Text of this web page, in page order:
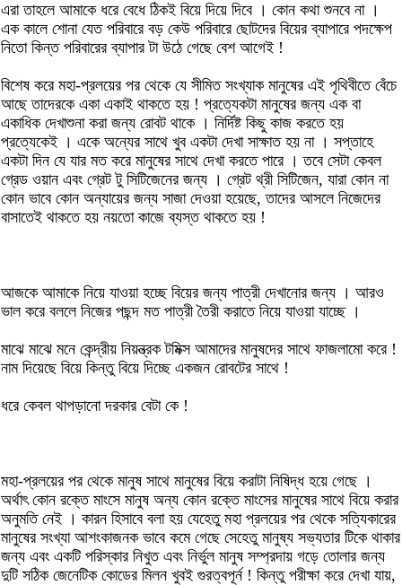
এরা তাহলে আমাকে ধরে বেধে ঠিকই বিয়ে দিয়ে দিবে । কোন কথা শুনবে না ।
এক কালে শোনা যেত পরিবারে বড় কেউ পরিবারে ছোটদের বিয়ের ব্যাপারে পদক্ষেপ
নিতো কিন্ত পরিবারের ব্যাপার টা উঠে গেছে বেশ আগেই !
বিশেষ করে মহা-প্রলয়ের পর থেকে যে সীমিত সংখ্যাক মানুষের এই পৃথিবীতে বেঁচে
আছে তাদেরকে একা একাই থাকতে হয় ! প্রত্যেকটা মানুষের জন্য এক বা
একাধিক দেখাশুনা করা জন্য রোবট থাকে । নির্দিষ্ট কিছু কাজ করতে হয়
প্রত্যেকেই । একে অন্যের সাথে খুব একটা দেখা সাক্ষাত হয় না । সপ্তাহে
একটা দিন যে যার মত করে মানুষের সাথে দেখা করতে পারে । তবে সেটা কেবল
গ্রেড ওয়ান এবং গ্রেট টু সিটিজেনের জন্য । গ্রেট থ্রী সিটিজেন, যারা কোন না
কোন ভাবে কোন অন্যায়ের জন্য সাজা দেওয়া হয়েছে, তাদের আসলে নিজেদের
বাসাতেই থাকতে হয় নয়তো কাজে ব্যস্ত থাকতে হয় !
আজকে আমাকে নিয়ে যাওয়া হচ্ছে বিয়ের জন্য পাত্রী দেখানোর জন্য । আরও
ভাল করে বললে নিজের পছন্দ মত পাত্রী তৈরী করাতে নিয়ে যাওয়া যাচ্ছে ।
মাঝে মাঝে মনে কেন্দ্রীয় নিয়ন্ত্রক টমিক্স আমাদের মানুষদের সাথে ফাজলামো করে !
নাম দিয়েছে বিয়ে কিন্তু বিয়ে দিচ্ছে একজন রোবটের সাথে !
ধরে কেবল থাপড়ানো দরকার বেটা কে !
মহা-প্রলয়ের পর থেকে মানুষ সাথে মানুষের বিয়ে করাটা নিষিদ্ধ হয়ে গেছে ।
অর্থাৎ কোন রক্তে মাংসে মানুষ অন্য কোন রক্তে মাংসের মানুষের সাথে বিয়ে করার
অনুমতি নেই । কারন হিসাবে বলা হয় যেহেতু মহা প্রলয়ের পর থেকে সত্যিকারের
মানুষের সংখ্যা আশংকাজনক ভাবে কমে গেছে সেহেতু মানুষ্য সভ্যতার টিকে থাকার
জন্য এবং একটি পরিস্কার নিখুত এবং নির্ভুল মানুষ সম্প্রদায় গড়ে তোলার জন্য
দুটি সঠিক জেনেটিক কোডের মিলন খুবই গুরত্বপূর্ন ! কিন্তু পরীক্ষা করে দেখা যায়,